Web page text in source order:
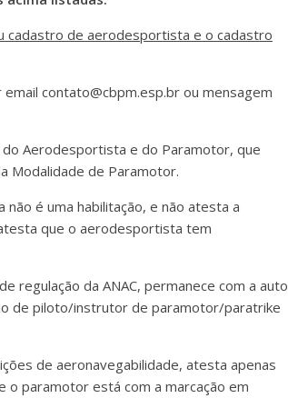
cadastro de aerodesportista e o cadastro
contato@cbpm.esp.br ou mensagem
Aerodesportista e do Paramotor, que
Modalidade de Paramotor.
é uma habilitação, e não atesta a
que o aerodesportista tem
regulação da ANAC, permanece com a auto
de piloto/instrutor de paramotor/paratrike
de aeronavegabilidade, atesta apenas
o paramotor está com a marcação em